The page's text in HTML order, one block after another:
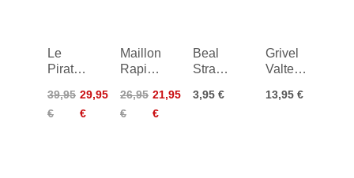
Le
Pirate
Belay
39,95
€
29,95
€
Maillon
Rapide
26,95
€
21,95
€
Beal
Strap
x 5m
3,95 €
Grivel
Valter
Bar
13,95 €